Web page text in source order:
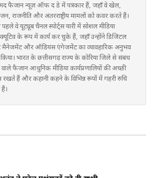
फैजान न्यूज़ ऑफ द डे में पत्रकार हैं, जहाँ वे खेल,
राजनीति और अंतरराष्ट्रीय मामलों को कवर करते हैं।
वे यूट्यूब चैनल स्पोर्ट्स यारी में सोशल मीडिया
के रूप में कार्य कर चुके हैं, जहाँ उन्होंने डिजिटल
और ऑडियंस एंगेजमेंट का व्यावहारिक अनुभव
किया। भारत के छत्तीसगढ़ राज्य के कोरिया जिले से संबंध
फैजान आधुनिक मीडिया कार्यप्रणालियों की अच्छी
हैं और कहानी कहने के विभिन्न रूपों में गहरी रुचि